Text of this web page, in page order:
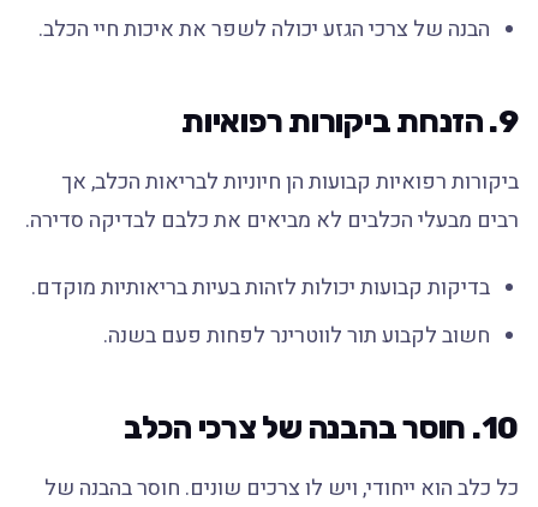
הבנה של צרכי הגזע יכולה לשפר את איכות חיי הכלב.
9. הזנחת ביקורות רפואיות
ביקורות רפואיות קבועות הן חיוניות לבריאות הכלב, אך
רבים מבעלי הכלבים לא מביאים את כלבם לבדיקה סדירה.
בדיקות קבועות יכולות לזהות בעיות בריאותיות מוקדם.
חשוב לקבוע תור לווטרינר לפחות פעם בשנה.
10. חוסר בהבנה של צרכי הכלב
כל כלב הוא ייחודי, ויש לו צרכים שונים. חוסר בהבנה של